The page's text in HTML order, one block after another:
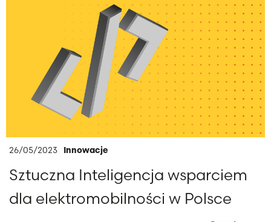
26/05/2023 Innowacje
Sztuczna Inteligencja wsparciem
dla elektromobilności w Polsce